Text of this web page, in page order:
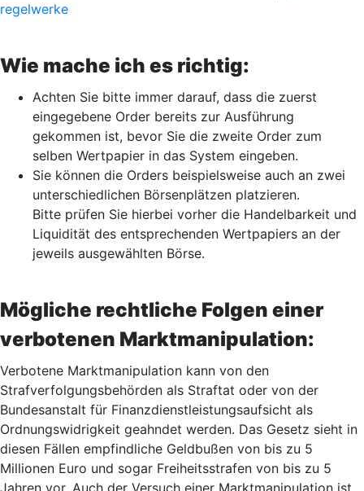
regelwerke
Wie mache ich es richtig:
Achten Sie bitte immer darauf, dass die zuerst
eingegebene Order bereits zur Ausführung
gekommen ist, bevor Sie die zweite Order zum
selben Wertpapier in das System eingeben.
Sie können die Orders beispielsweise auch an zwei
unterschiedlichen Börsenplätzen platzieren.
Bitte prüfen Sie hierbei vorher die Handelbarkeit und
Liquidität des entsprechenden Wertpapiers an der
jeweils ausgewählten Börse.
Mögliche rechtliche Folgen einer
verbotenen Marktmanipulation:
Verbotene Marktmanipulation kann von den
Strafverfolgungsbehörden als Straftat oder von der
Bundesanstalt für Finanzdienstleistungsaufsicht als
Ordnungswidrigkeit geahndet werden. Das Gesetz sieht in
diesen Fällen empfindliche Geldbußen von bis zu 5
Millionen Euro und sogar Freiheitsstrafen von bis zu 5
Jahren vor. Auch der Versuch einer Marktmanipulation ist